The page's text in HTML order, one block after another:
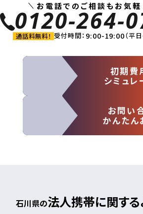
お電話でのご相談もお気軽
0120-264-
通話料無料！ 受付時間： 9:00-19:00（平
初期費
シミュレ
お問い
かんたん
石川県の法人携帯に関する